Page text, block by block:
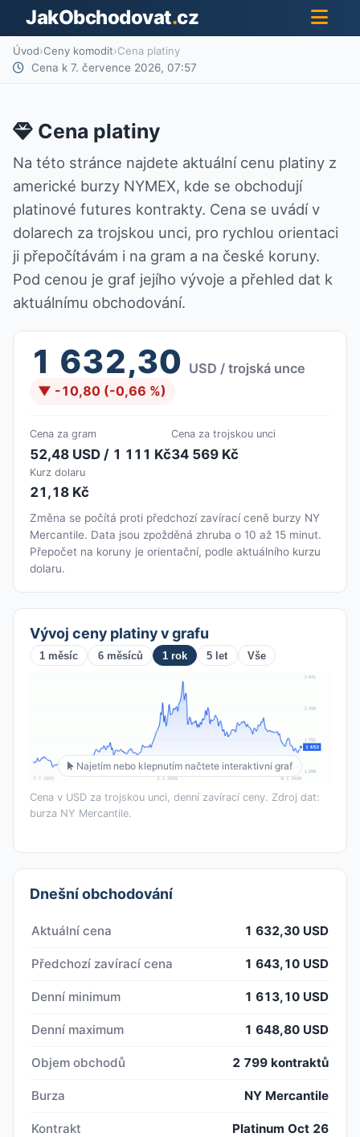
JakObchodovat.cz
Úvod›Ceny komodit›Cena platiny
Cena k 7. července 2026, 07:57
Cena platiny
Na této stránce najdete aktuální cenu platiny z
americké burzy NYMEX, kde se obchodují
platinové futures kontrakty. Cena se uvádí v
dolarech za trojskou unci, pro rychlou orientaci
ji přepočítávám i na gram a na české koruny.
Pod cenou je graf jejího vývoje a přehled dat k
aktuálnímu obchodování.
1 632,30 USD / trojská unce
▼ -10,80 (-0,66 %)
Cena za gram
52,48 USD / 1 111 Kč
Cena za trojskou unci
34 569 Kč
Kurz dolaru
21,18 Kč
Změna se počítá proti předchozí zavírací ceně burzy NY
Mercantile. Data jsou zpožděná zhruba o 10 až 15 minut.
Přepočet na koruny je orientační, podle aktuálního kurzu
dolaru.
Vývoj ceny platiny v grafu
1 měsíc 6 měsíců 1 rok 5 let Vše
Najetím nebo klepnutím načtete interaktivní graf
Cena v USD za trojskou unci, denní zavírací ceny. Zdroj dat:
burza NY Mercantile.
Dnešní obchodování
Aktuální cena 1 632,30 USD
Předchozí zavírací cena 1 643,10 USD
Denní minimum 1 613,10 USD
Denní maximum 1 648,80 USD
Objem obchodů 2 799 kontraktů
Burza NY Mercantile
Kontrakt Platinum Oct 26